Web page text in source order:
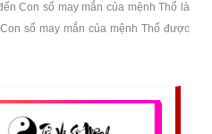
Con số may mắn của mệnh Thổ là
số may mắn của mệnh Thổ được